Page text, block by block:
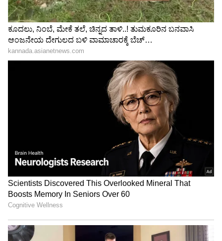
ಕಾಣೆಯಾಗಿದ್ದು, ಅದರ ಬದಲಿಗೆ 1948ರ ಜ.1ರ ಮತ್ತೊಂದು
ಪತ್ರ ಬಳಸಲಾಗಿದೆ. ಈ ವಿಷಯದ ಬಗ್ಗೆ ಅಂತರರಾಷ್ಟ್ರೀಯ
ಮಟ್ಟದ ತನಿಖೆ ನಡೆಸಲು ಅಗತ್ಯ ಕ್ರಮ ಕೈಗೊಳ್ಳಲು ಕೇಂದ್ರ
ಸರ್ಕಾರಕ್ಕೆ ನಿರ್ದೇಶಿಸುವಂತೆ ಅರ್ಜಿದಾರರು ಕೋರಿದ್ದರು.